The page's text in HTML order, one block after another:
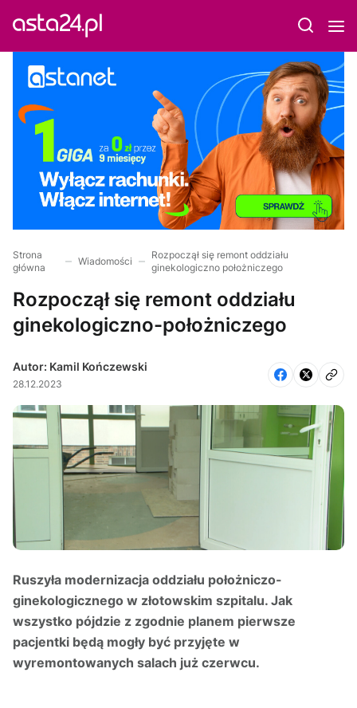
Strona
główna
Wiadomości
Rozpoczął się remont oddziału
ginekologiczno położniczego
Rozpoczął się remont oddziału
ginekologiczno-położniczego
Autor: Kamil Kończewski
28.12.2023
Ruszyła modernizacja oddziału położniczo-
ginekologicznego w złotowskim szpitalu. Jak
wszystko pójdzie z zgodnie planem pierwsze
pacjentki będą mogły być przyjęte w
wyremontowanych salach już czerwcu.